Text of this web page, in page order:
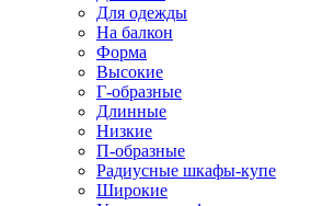
Для одежды
На балкон
Форма
Высокие
Г-образные
Длинные
Низкие
П-образные
Радиусные шкафы-купе
Широкие